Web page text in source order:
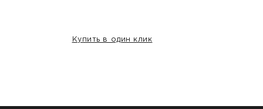
Купить в один клик